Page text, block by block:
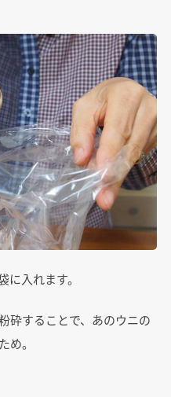
入れます。
砕することで、あのウニの
め。